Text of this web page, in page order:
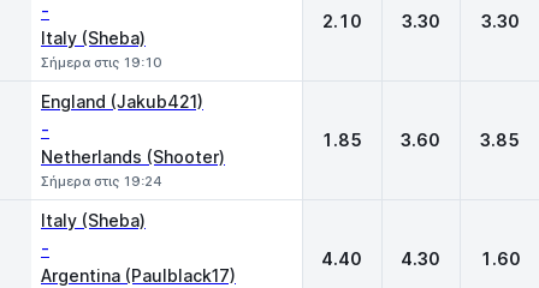
-
Italy (Sheba)
Σήμερα στις 19:10
2.10 3.30 3.30
England (Jakub421)
-
Netherlands (Shooter)
Σήμερα στις 19:24
1.85 3.60 3.85
Italy (Sheba)
-
Argentina (Paulblack17)
4.40 4.30 1.60